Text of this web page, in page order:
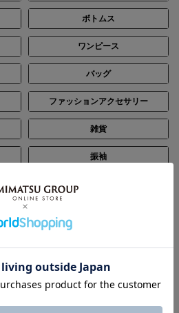
ボトムス
ワンピース
バッグ
ファッションアクセサリー
雑貨
振袖
SCENE
シーン別で探す